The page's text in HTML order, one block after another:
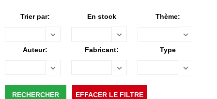
Trier par: En stock Thème:
Auteur: Fabricant: Type